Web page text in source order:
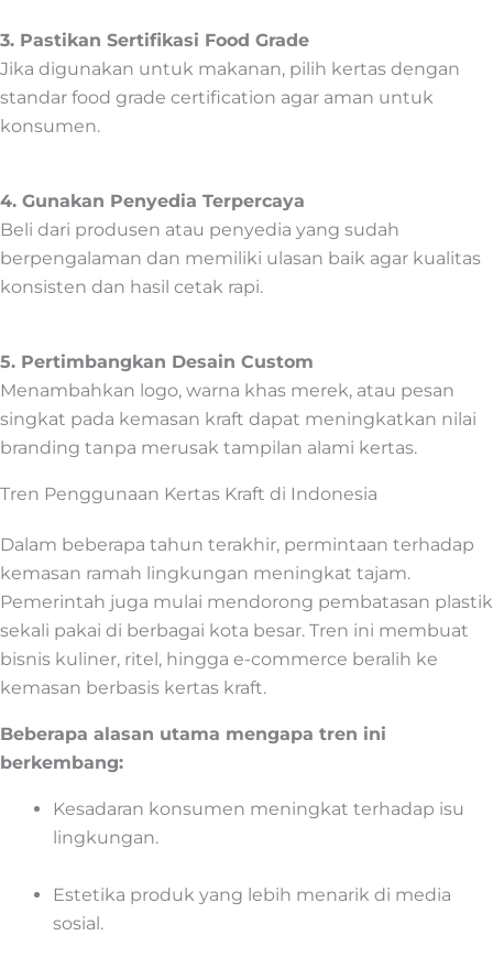
3. Pastikan Sertifikasi Food Grade
Jika digunakan untuk makanan, pilih kertas dengan
standar food grade certification agar aman untuk
konsumen.
4. Gunakan Penyedia Terpercaya
Beli dari produsen atau penyedia yang sudah
berpengalaman dan memiliki ulasan baik agar kualitas
konsisten dan hasil cetak rapi.
5. Pertimbangkan Desain Custom
Menambahkan logo, warna khas merek, atau pesan
singkat pada kemasan kraft dapat meningkatkan nilai
branding tanpa merusak tampilan alami kertas.
Tren Penggunaan Kertas Kraft di Indonesia
Dalam beberapa tahun terakhir, permintaan terhadap
kemasan ramah lingkungan meningkat tajam.
Pemerintah juga mulai mendorong pembatasan plastik
sekali pakai di berbagai kota besar. Tren ini membuat
bisnis kuliner, ritel, hingga e-commerce beralih ke
kemasan berbasis kertas kraft.
Beberapa alasan utama mengapa tren ini
berkembang:
Kesadaran konsumen meningkat terhadap isu
lingkungan.
Estetika produk yang lebih menarik di media
sosial.